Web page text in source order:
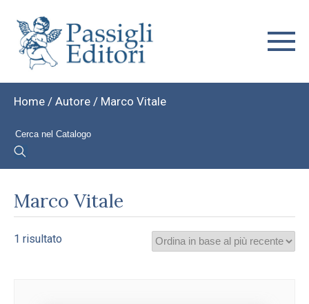
Home / Autore / Marco Vitale
Marco Vitale
1 risultato